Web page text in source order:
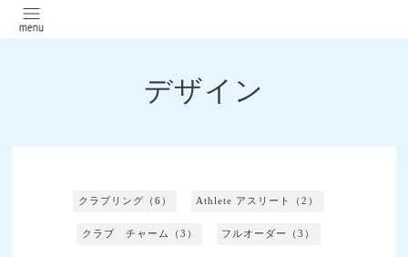
デザイン
クラブリング（6） Athlete アスリート（2）
クラブ チャーム（3） フルオーダー（3）